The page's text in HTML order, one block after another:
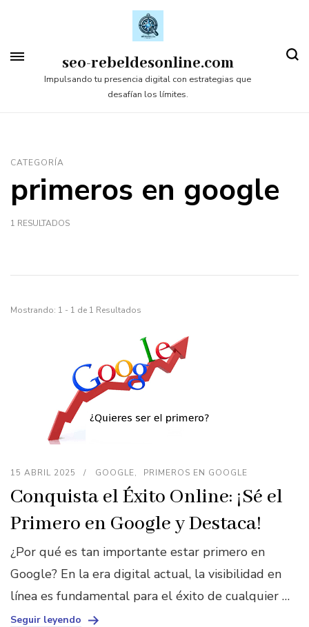
contenido
(presiona
seo-rebeldesonline.com
Impulsando tu presencia digital con estrategias que
desafían los límites.
CATEGORÍA
primeros en google
1 RESULTADOS
Mostrando: 1 - 1 de 1 Resultados
15 ABRIL 2025 GOOGLE PRIMEROS EN GOOGLE
Conquista el Éxito Online: ¡Sé el
Primero en Google y Destaca!
¿Por qué es tan importante estar primero en
Google? En la era digital actual, la visibilidad en
línea es fundamental para el éxito de cualquier …
Seguir leyendo